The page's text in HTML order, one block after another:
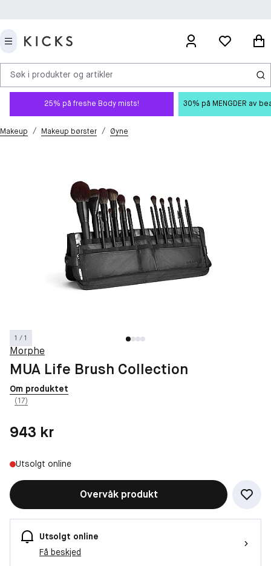
Søk i produkter og artikler
25% på freshe Body mists! 30% på MENGDER av
Makeup / Makeup børster / Øyne
1 / 1
Morphe
MUA Life Brush Collection
Om produktet
(17)
Pris: 943 kr
943 kr
Utsolgt online
Overvåk produkt
Utsolgt online
Få beskjed